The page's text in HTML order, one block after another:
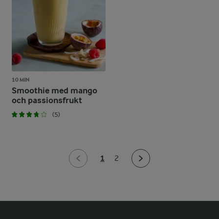
10 MIN
Smoothie med mango
och passionsfrukt
(5)
1 2